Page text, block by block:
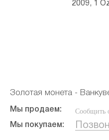
Золотая монета -
Мы продаем: Сообщить
Мы покупаем: